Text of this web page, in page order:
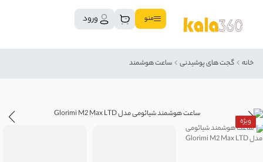
منو ورود
خانه گجت های پوشیدنی ساعت هوشمند
ویژه